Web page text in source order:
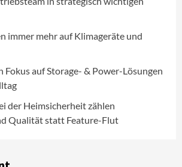
immer mehr auf Klimageräte und
Fokus auf Storage- & Power-Lösungen
der Heimsicherheit zählen
Qualität statt Feature-Flut
Studie: Bei der Heimsicherheit
Feature-Flut
Wirtschaft
2026 als Download für iPhone und
des BSI